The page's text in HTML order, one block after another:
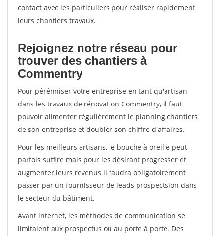
contact avec les particuliers pour réaliser rapidement
leurs chantiers travaux.
Rejoignez notre réseau pour
trouver des chantiers à
Commentry
Pour pérénniser votre entreprise en tant qu'artisan
dans les travaux de rénovation Commentry, il faut
pouvoir alimenter régulièrement le planning chantiers
de son entreprise et doubler son chiffre d'affaires.
Pour les meilleurs artisans, le bouche à oreille peut
parfois suffire mais pour les désirant progresser et
augmenter leurs revenus il faudra obligatoirement
passer par un fournisseur de leads prospectsion dans
le secteur du bâtiment.
Avant internet, les méthodes de communication se
limitaient aux prospectus ou au porte à porte. Des